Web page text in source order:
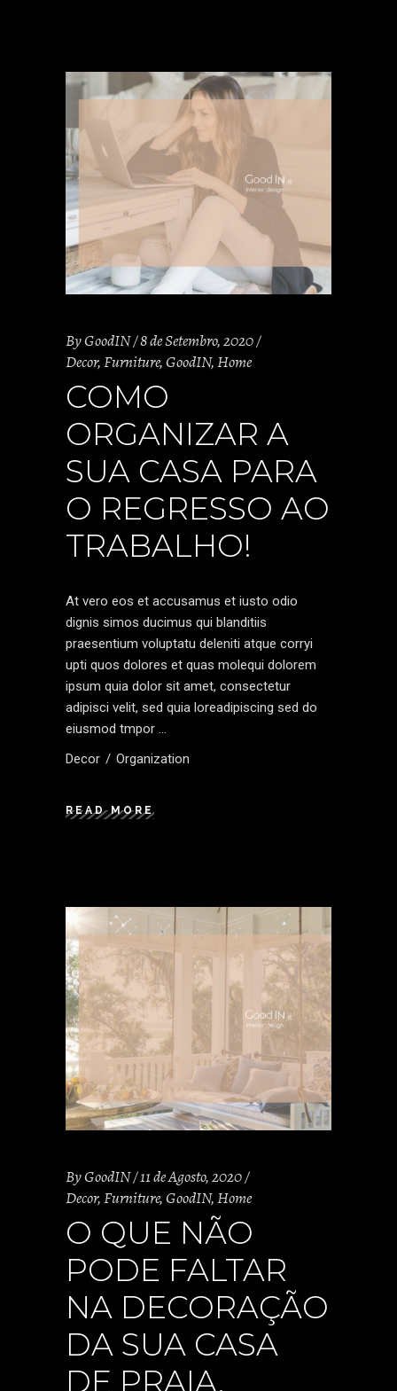
ByGoodIN 8 de Setembro, 2020
Decor,Furniture,GoodIN,Home
COMO
ORGANIZAR A
SUA CASA PARA
O REGRESSO AO
TRABALHO!
At vero eos et accusamus et iusto odio
dignis simos ducimus qui blanditiis
praesentium voluptatu deleniti atque corryi
upti quos dolores et quas molequi dolorem
ipsum quia dolor sit amet, consectetur
adipisci velit, sed quia loreadipiscing sed do
eiusmod tmpor
Decor
Organization
READ MORE
ByGoodIN 11 de Agosto, 2020
Decor,Furniture,GoodIN,Home
O QUE NÃO
PODE FALTAR
NA DECORAÇÃO
DA SUA CASA
DE PRAIA.